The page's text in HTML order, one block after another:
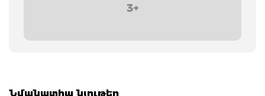
3+
Նմանատիպ նյութեր